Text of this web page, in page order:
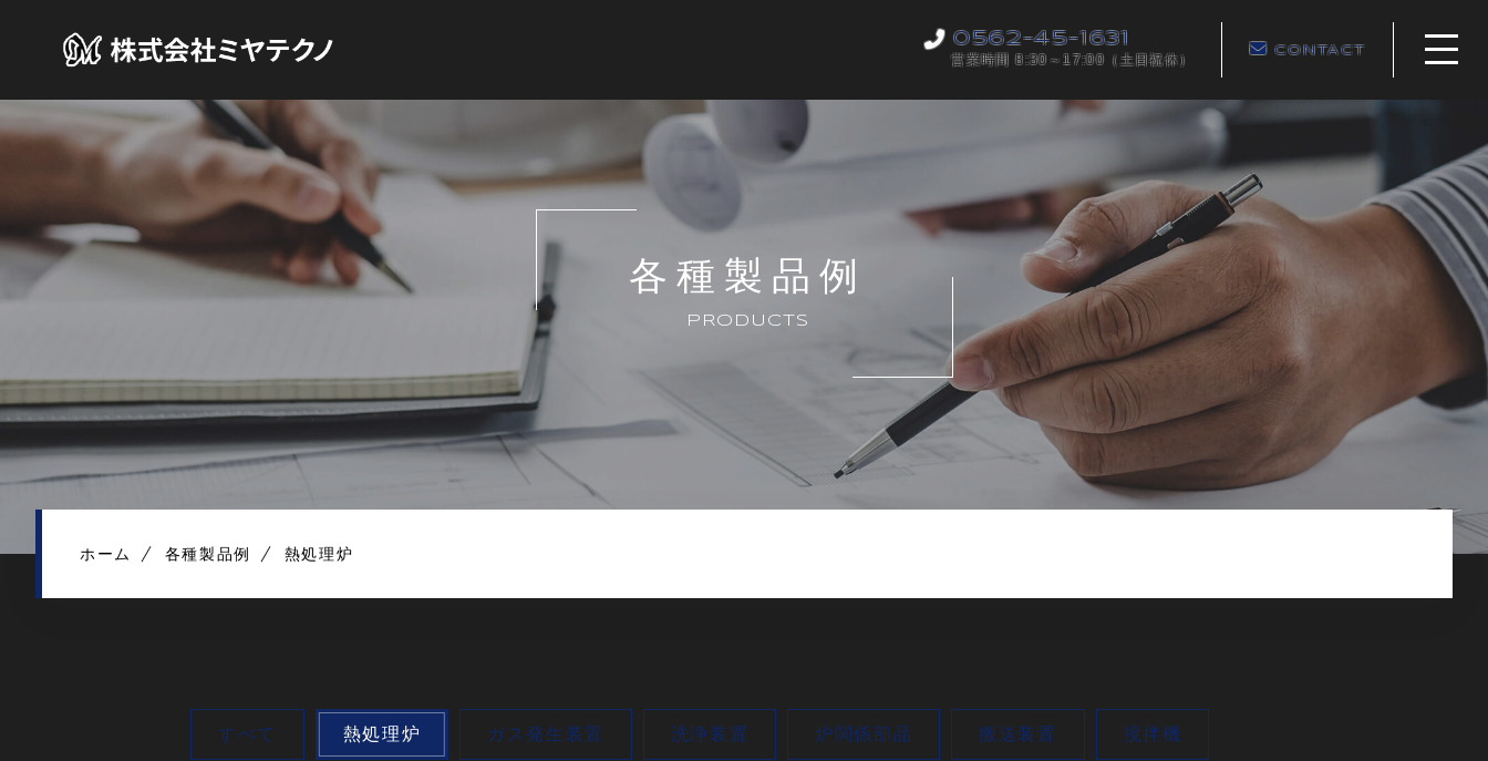
0562-45-1631
営業時間 8:30～17:00（土日祝休）
CONTACT
ホーム
当社について
取扱品目
各種製品例
お知らせ
コンテンツ
プライバシーポリシー
各種製品例
PRODUCTS
ホーム 各種製品例 熱処理炉
すべて 熱処理炉 ガス発生装置 洗浄装置 炉関係部品 搬送装置 撹拌機